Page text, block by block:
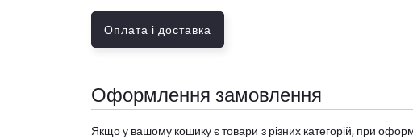
Оплата і доставка
Оформлення замовлення
Якщо у вашому кошику є товари з різних категорій, при